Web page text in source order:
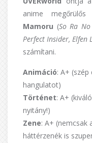
anime
Mamoru (So Ra
Perfect Insider, Elfen
számítani.
Animáció: A+
hangulatot)
Történet: A+
nyitány!)
Zene: A+ (nemcsak
háttérzenék is